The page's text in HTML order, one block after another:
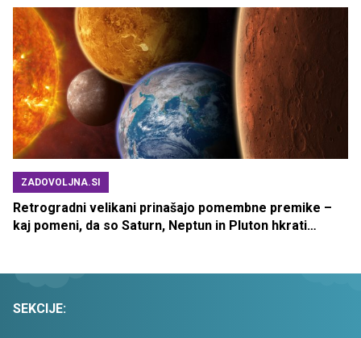
ZADOVOLJNA.SI
Retrogradni velikani prinašajo pomembne premike –
kaj pomeni, da so Saturn, Neptun in Pluton hkrati
SEKCIJE: